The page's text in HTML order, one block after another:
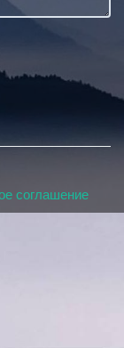
соглашение